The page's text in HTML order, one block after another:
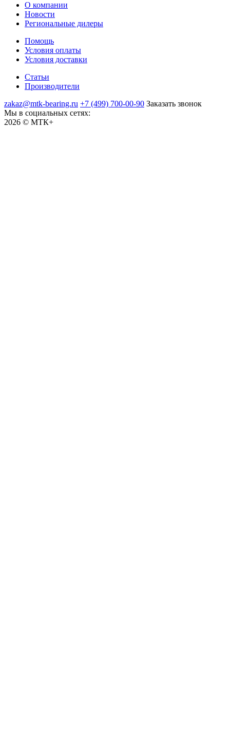
О компании
Новости
Региональные дилеры
Помощь
Условия оплаты
Условия доставки
Статьи
Производители
zakaz@mtk-bearing.ru +7 (499) 700-00-90 Заказать звонок
Мы в социальных сетях:
2026 © МТК+